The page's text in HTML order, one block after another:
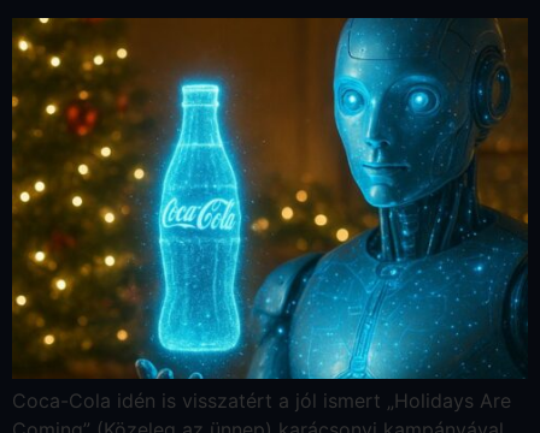
Coca-Cola idén is visszatért a jól ismert „Holidays Are